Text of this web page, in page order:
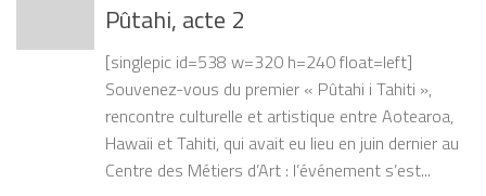
Pûtahi, acte 2
[singlepic id=538 w=320 h=240 float=left]
Souvenez-vous du premier « Pûtahi i Tahiti »,
rencontre culturelle et artistique entre Aotearoa,
Hawaii et Tahiti, qui avait eu lieu en juin dernier au
Centre des Métiers d’Art : l’événement s’est...